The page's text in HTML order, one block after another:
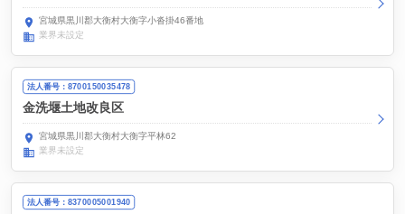
宮城県黒川郡大衡村大衡字小沓掛46番地
業界未設定
法人番号：8700150035478
金洗堰土地改良区
宮城県黒川郡大衡村大衡字平林62
業界未設定
法人番号：8370005001940